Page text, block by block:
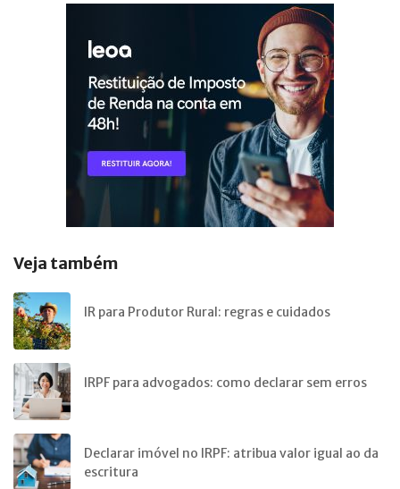
Veja também
IR para Produtor Rural: regras e cuidados
IRPF para advogados: como declarar sem erros
Declarar imóvel no IRPF: atribua valor igual ao da
escritura